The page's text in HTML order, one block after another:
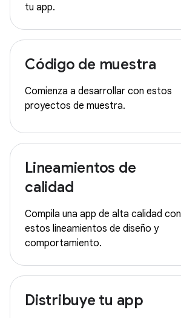
tu app.
Código de muestra
Comienza a desarrollar con estos
proyectos de muestra.
Lineamientos de
calidad
Compila una app de alta calidad con
estos lineamientos de diseño y
comportamiento.
Distribuye tu app